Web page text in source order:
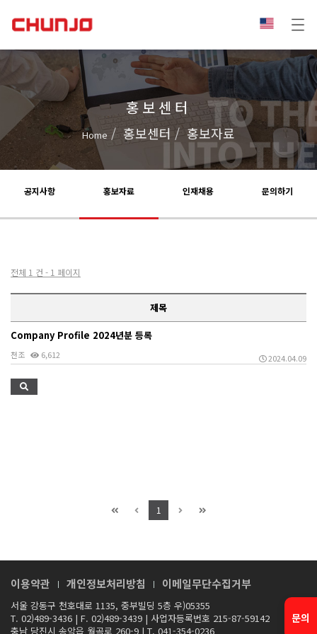
문의
홍보센터
Home 홍보센터 홍보자료
공지사항 홍보자료 인재채용 문의하기
전체 1 건 - 1 페이지
제목
Company Profile 2024년분 등록
천조 6,612 2024.04.09
1
이용약관 개인정보처리방침 이메일무단수집거부
서울 강동구 천호대로 1135, 중부빌딩 5층 우)05355
T. 02)489-3436 | F. 02)489-3439 | 사업자등록번호 215-87-59142
충남 당진시 송악읍 월곡로 260-9 | T. 041-354-0236